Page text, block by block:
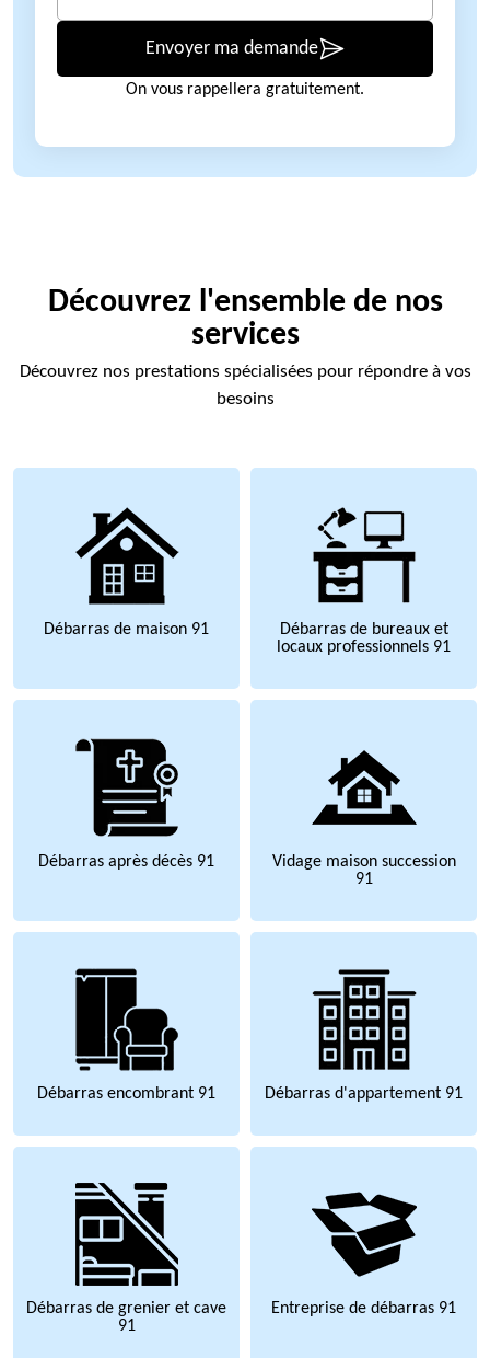
Envoyer ma demande
On vous rappellera gratuitement.
Découvrez l'ensemble de nos
services
Découvrez nos prestations spécialisées pour répondre à vos
besoins
Débarras de maison 91
Débarras de bureaux et
locaux professionnels 91
Débarras après décès 91
Vidage maison succession
91
Débarras encombrant 91 Débarras d'appartement 91
Débarras de grenier et cave
91
Entreprise de débarras 91